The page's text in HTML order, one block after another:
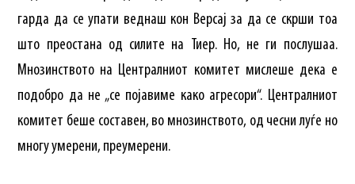
гарда да се упати веднаш кон Версај за да се скрши тоа
што преостана од силите на Тиер. Но, не ги послушаа.
Мнозинството на Централниот комитет мислеше дека е
подобро да не „се појавиме како агресори“. Централниот
комитет беше составен, во мнозинството, од чесни луѓе но
многу умерени, преумерени.